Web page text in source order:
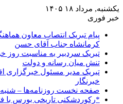
یکشنبه, مرداد ۱۸ ۱۴۰۵
خبر فوری
پیام تبریک انتصاب معاون
کرمانشاه جناب آقای حسن
تبریک سردبیر به مناسبت روز
تنش میان رسانه و دولت
تبریک مدیر مسئول خبرگزاری
خبرنگار
صفحه نخست روزنامه‌ها – شنبه ۱۷ مرداد